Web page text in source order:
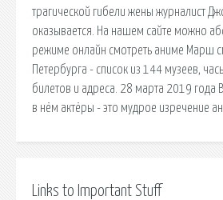
трагической гибели жены журналист
оказывается. На нашем сайте можно
режиме онлайн смотреть аниме Марш
Петербурга - список из 144 музеев,
билетов и адреса. 28 марта 2019 года
в нём актёры - это мудрое изречение
Links to Important Stuff